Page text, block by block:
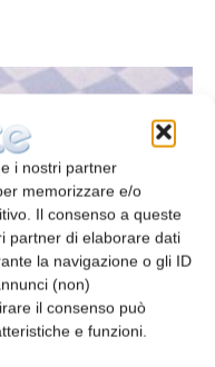
i nostri partner
memorizzare e/o
Il consenso a queste
partner di elaborare dati
la navigazione o gli ID
(non)
il consenso può
e funzioni.